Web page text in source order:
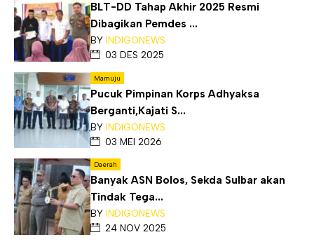
BLT-DD Tahap Akhir 2025 Resmi
Dibagikan Pemdes ...
BY INDIGONEWS
03 DES 2025
Mamuju
Pucuk Pimpinan Korps Adhyaksa
Berganti,Kajati S...
BY INDIGONEWS
03 MEI 2026
Daerah
Banyak ASN Bolos, Sekda Sulbar akan
Tindak Tega...
BY INDIGONEWS
24 NOV 2025